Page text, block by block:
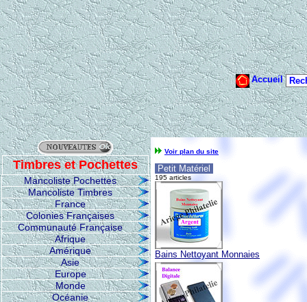
Timbres et Pochettes
Mancoliste Pochettes
Mancoliste Timbres
France
Colonies Françaises
Communauté Française
Afrique
Amérique
Asie
Europe
Monde
Océanie
Voir plan du site
Petit Matériel
195 articles
Bains Nettoyant Monnaies